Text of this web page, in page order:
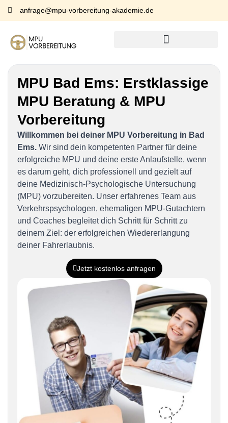
anfrage@mpu-vorbereitung-akademie.de
MPU Bad Ems: Erstklassige
MPU Beratung & MPU
Vorbereitung
Willkommen bei deiner MPU Vorbereitung in Bad
Ems. Wir sind dein kompetenten Partner für deine
erfolgreiche MPU und deine erste Anlaufstelle, wenn
es darum geht, dich professionell und gezielt auf
deine Medizinisch-Psychologische Untersuchung
(MPU) vorzubereiten. Unser erfahrenes Team aus
Verkehrspsychologen, ehemaligen MPU-Gutachtern
und Coaches begleitet dich Schritt für Schritt zu
deinem Ziel: der erfolgreichen Wiedererlangung
deiner Fahrerlaubnis.
Jetzt kostenlos anfragen